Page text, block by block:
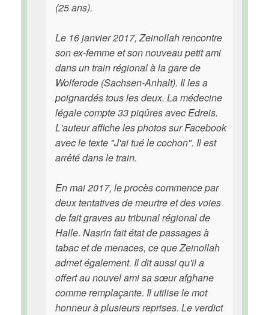
(25 ans).
Le 16 janvier 2017, Zeinollah rencontre
son ex-femme et son nouveau petit ami
dans un train régional à la gare de
Wolferode (Sachsen-Anhalt). Il les a
poignardés tous les deux. La médecine
légale compte 33 piqûres avec Edreis.
L'auteur affiche les photos sur Facebook
avec le texte "J'ai tué le cochon". Il est
arrêté dans le train.
En mai 2017, le procès commence par
deux tentatives de meurtre et des voies
de fait graves au tribunal régional de
Halle. Nasrin fait état de passages à
tabac et de menaces, ce que Zeinollah
admet également. Il dit aussi qu'il a
offert au nouvel ami sa sœur afghane
comme remplaçante. Il utilise le mot
honneur à plusieurs reprises. Le verdict